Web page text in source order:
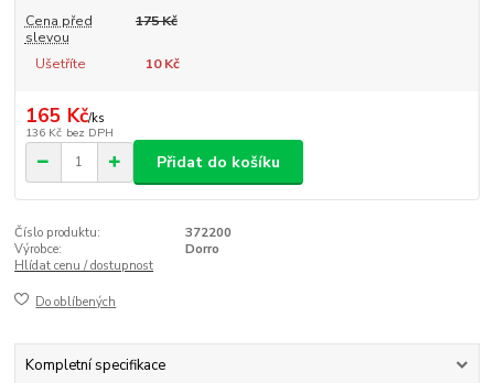
Cena před
slevou
175 Kč
Ušetříte 10 Kč
165 Kč/ks
136 Kč bez DPH
Přidat do košíku
Číslo produktu:
372200
Výrobce:
Dorro
Hlídat cenu / dostupnost
Do oblíbených
Kompletní specifikace